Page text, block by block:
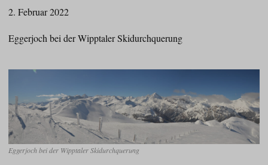
2. Februar 2022
Eggerjoch bei der Wipptaler Skidurchquerung
Eggerjoch bei der Wipptaler Skidurchquerung